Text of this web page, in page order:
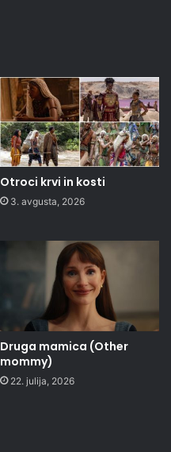
Otroci krvi in kosti
3. avgusta, 2026
Druga mamica (Other
mommy)
22. julija, 2026